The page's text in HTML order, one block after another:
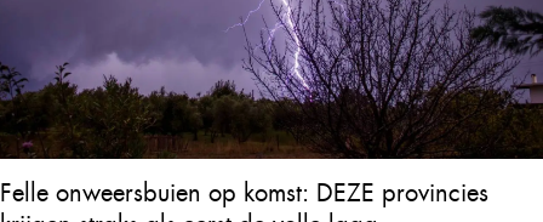
Felle onweersbuien op komst: DEZE provincies